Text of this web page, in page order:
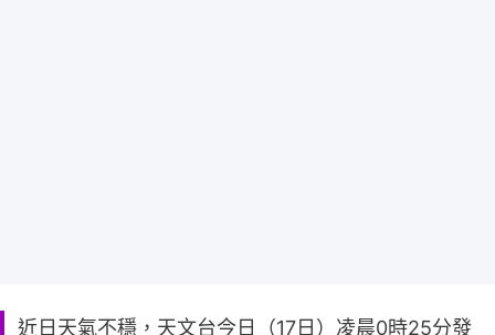
近日天氣不穩，天文台今日（17日）凌晨0時25分發